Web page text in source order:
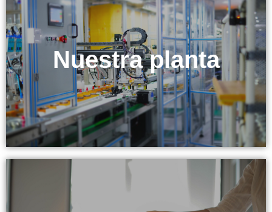
Nuestra planta
& Equipo